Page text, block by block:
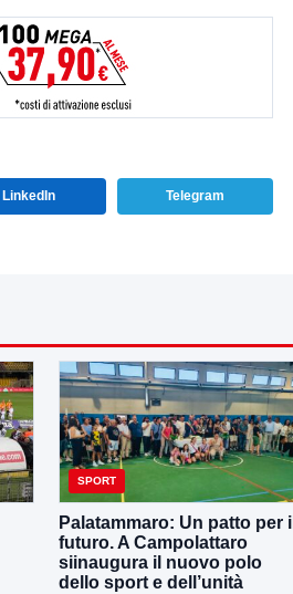
LinkedIn Telegram
SPORT
Palatammaro: Un patto per il
futuro. A Campolattaro
siinaugura il nuovo polo
dello sport e dell’unità